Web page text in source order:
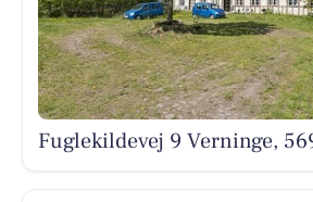
Fuglekildevej 9 Verninge,